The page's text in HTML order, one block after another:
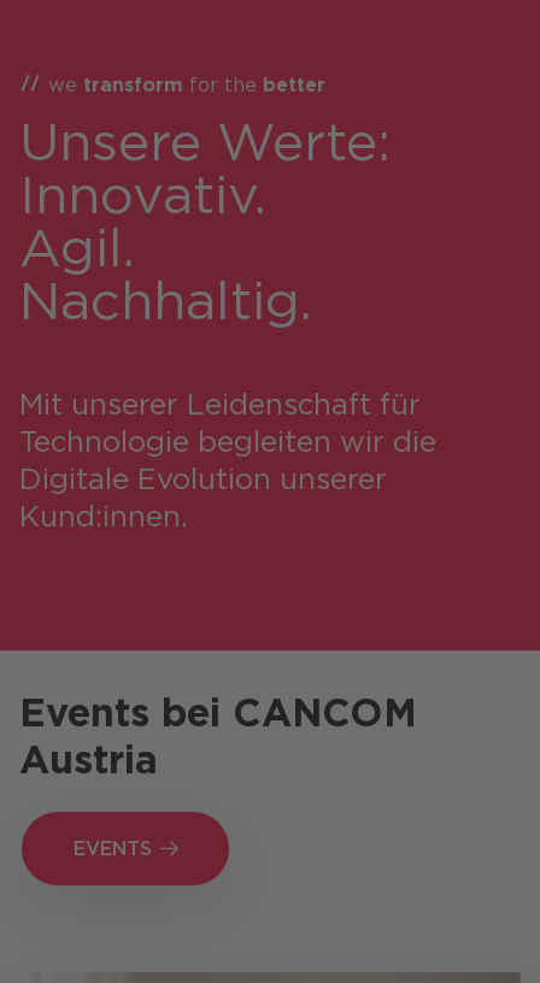
we transform for the better
Unsere Werte:
Innovativ.
Agil.
Nachhaltig.
Mit unserer Leidenschaft für
Technologie begleiten wir die
Digitale Evolution unserer
Kund:innen.
Events bei CANCOM
Austria
EVENTS
EVENTS